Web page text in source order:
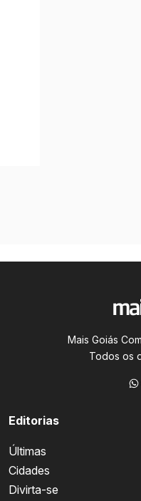
Mais Goiás
Todos os
Editorias
Últimas
Cidades
Divirta-se